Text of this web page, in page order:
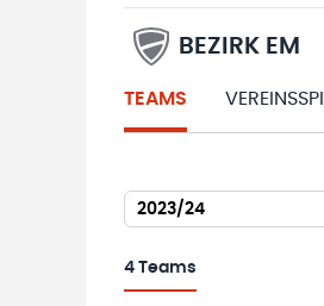
BEZIRK EM
TEAMS
2023/24
4 Teams